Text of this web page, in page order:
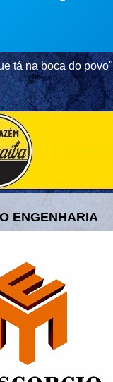
tá na boca do povo"
ENGENHARIA